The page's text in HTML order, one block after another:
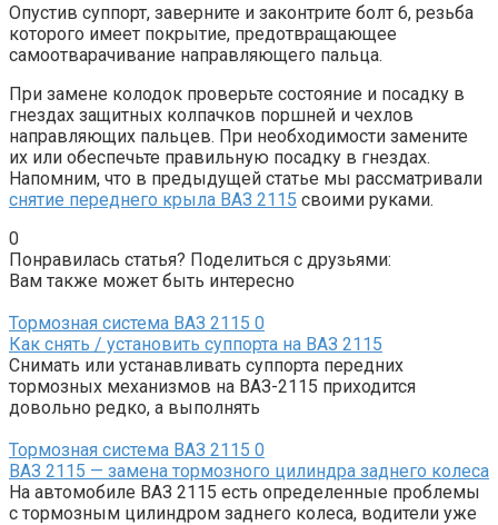
Опустив суппорт, заверните и законтрите болт 6, резьба
которого имеет покрытие, предотвращающее
самоотварачивание направляющего пальца.
При замене колодок проверьте состояние и посадку в
гнездах защитных колпачков поршней и чехлов
направляющих пальцев. При необходимости замените
их или обеспечьте правильную посадку в гнездах.
Напомним, что в предыдущей статье мы рассматривали
снятие переднего крыла ВАЗ 2115 своими руками.
0
Понравилась статья? Поделиться с друзьями:
Вам также может быть интересно
Тормозная система ВАЗ 2115 0
Как снять / установить суппорта на ВАЗ 2115
Снимать или устанавливать суппорта передних
тормозных механизмов на ВАЗ-2115 приходится
довольно редко, а выполнять
Тормозная система ВАЗ 2115 0
ВАЗ 2115 — замена тормозного цилиндра заднего колеса
На автомобиле ВАЗ 2115 есть определенные проблемы
с тормозным цилиндром заднего колеса, водители уже